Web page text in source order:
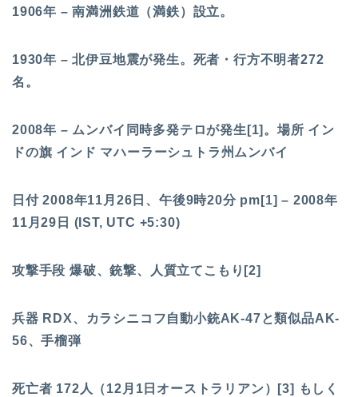
1906年 – 南満洲鉄道（満鉄）設立。
1930年 – 北伊豆地震が発生。死者・行方不明者272
名。
2008年 – ムンバイ同時多発テロが発生[1]。場所 イン
ドの旗 インド マハーラーシュトラ州ムンバイ
日付 2008年11月26日、午後9時20分 pm[1] – 2008年
11月29日 (IST, UTC +5:30)
攻撃手段 爆破、銃撃、人質立てこもり[2]
兵器 RDX、カラシニコフ自動小銃AK-47と類似品AK-
56、手榴弾
死亡者 172人（12月1日オーストラリアン）[3] もしく